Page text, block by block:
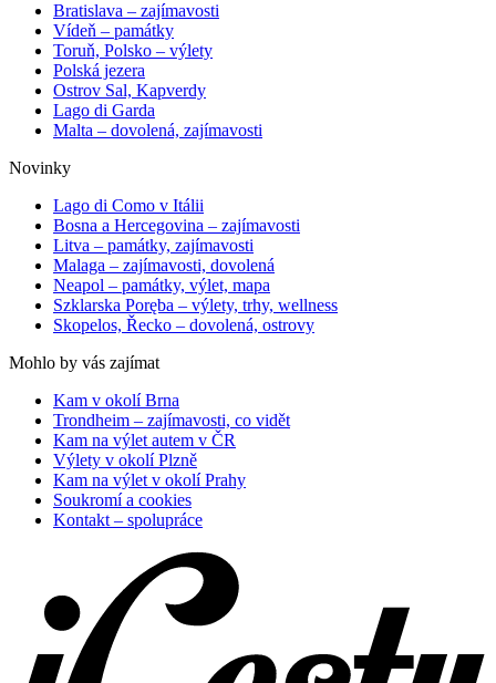
Bratislava – zajímavosti
Vídeň – památky
Toruň, Polsko – výlety
Polská jezera
Ostrov Sal, Kapverdy
Lago di Garda
Malta – dovolená, zajímavosti
Novinky
Lago di Como v Itálii
Bosna a Hercegovina – zajímavosti
Litva – památky, zajímavosti
Malaga – zajímavosti, dovolená
Neapol – památky, výlet, mapa
Szklarska Poręba – výlety, trhy, wellness
Skopelos, Řecko – dovolená, ostrovy
Mohlo by vás zajímat
Kam v okolí Brna
Trondheim – zajímavosti, co vidět
Kam na výlet autem v ČR
Výlety v okolí Plzně
Kam na výlet v okolí Prahy
Soukromí a cookies
Kontakt – spolupráce